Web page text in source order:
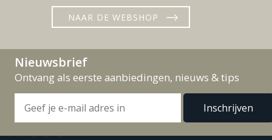
NAAR DE WEBSHOP
Nieuwsbrief
Ontvang als eerste aanbiedingen, nieuws & tips